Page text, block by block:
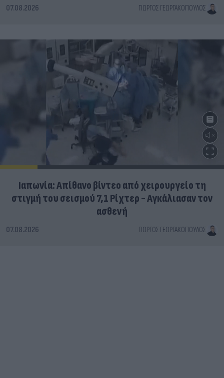
07.08.2026 ΓΙΏΡΓΟΣ ΓΕΩΡΓΑΚΌΠΟΥΛΟΣ
Ιαπωνία: Απίθανο βίντεο από χειρουργείο τη
στιγμή του σεισμού 7,1 Ρίχτερ - Αγκάλιασαν τον
ασθενή
07.08.2026 ΓΙΏΡΓΟΣ ΓΕΩΡΓΑΚΌΠΟΥΛΟΣ